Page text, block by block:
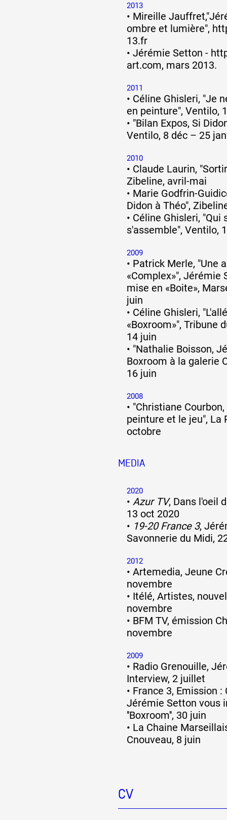
2013
• Mireille
ombre et lumière",
13.fr
• Jérémie Setton -
art.com, mars 2013.
2011
• Céline Ghisleri, "Je
en peinture", Ventilo,
• "Bilan Expos, Si
Ventilo, 8 déc – 25
2010
• Claude Laurin,
Zibeline, avril-mai
• Marie Godfrin-
Didon à Théo",
• Céline Ghisleri, "Qui
s'assemble", Ventilo,
2009
• Patrick Merle, "Une
«Complex»", Jérémie
mise en «Boite»,
juin
• Céline Ghisleri,
«Boxroom»", Tribune
14 juin
• "Nathalie Boisson,
Boxroom à la galerie
16 juin
2008
• "Christiane
peinture et le jeu", La
octobre
MEDIA
2020
• Azur TV, Dans l'oeil
13 oct 2020
• 19-20 France 3,
Savonnerie du Midi,
2012
• Artemedia, Jeune
novembre
• Itélé, Artistes,
novembre
• BFM TV, émission
novembre
2009
• Radio Grenouille,
Interview, 2 juillet
• France 3, Emission :
Jérémie Setton vous
''Boxroom'', 30 juin
• La Chaine
Cnouveau, 8 juin
CV